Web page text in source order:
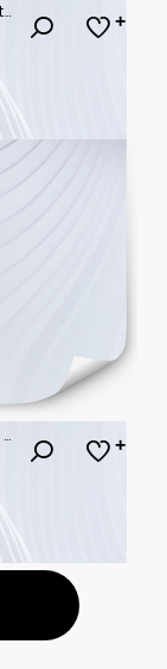
A delightful pattern features stylized pears with varied colors and intricate outlines on a white background, creating a fresh aesthetic
Trust Line Icon Set. 24 Editable Stroke Icons of Business Reliability, Corporate Unity, Cyber Security, Protection, Customer Care, Handshake, Shield, and Guarantee Certificate, Vector Symbols.